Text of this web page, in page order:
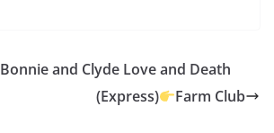
Bonnie and Clyde Love and Death
(Express)
Farm Club